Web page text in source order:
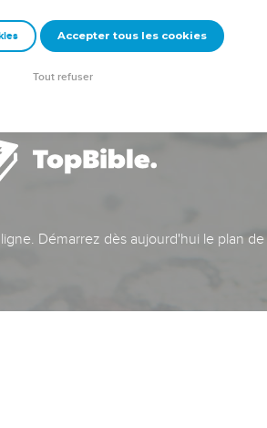
Démarrez dès aujourd'hui le plan
Accepter tous les cookies
Tout refuser